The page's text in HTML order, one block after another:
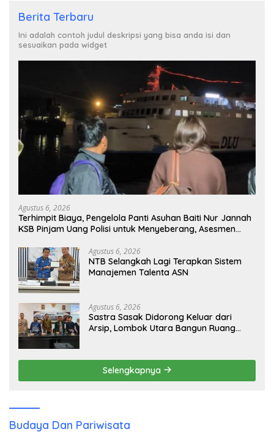
Berita Terbaru
Ini adalah contoh judul deskripsi yang bisa anda isi dan
sesuaikan pada widget
Agustus 6, 2026
Terhimpit Biaya, Pengelola Panti Asuhan Baiti Nur Jannah
KSB Pinjam Uang Polisi untuk Menyeberang, Asesmen
Agustus 6, 2026
NTB Selangkah Lagi Terapkan Sistem
Manajemen Talenta ASN
Agustus 6, 2026
Sastra Sasak Didorong Keluar dari
Arsip, Lombok Utara Bangun Ruang
Selengkapnya
Budaya Dan Pariwisata